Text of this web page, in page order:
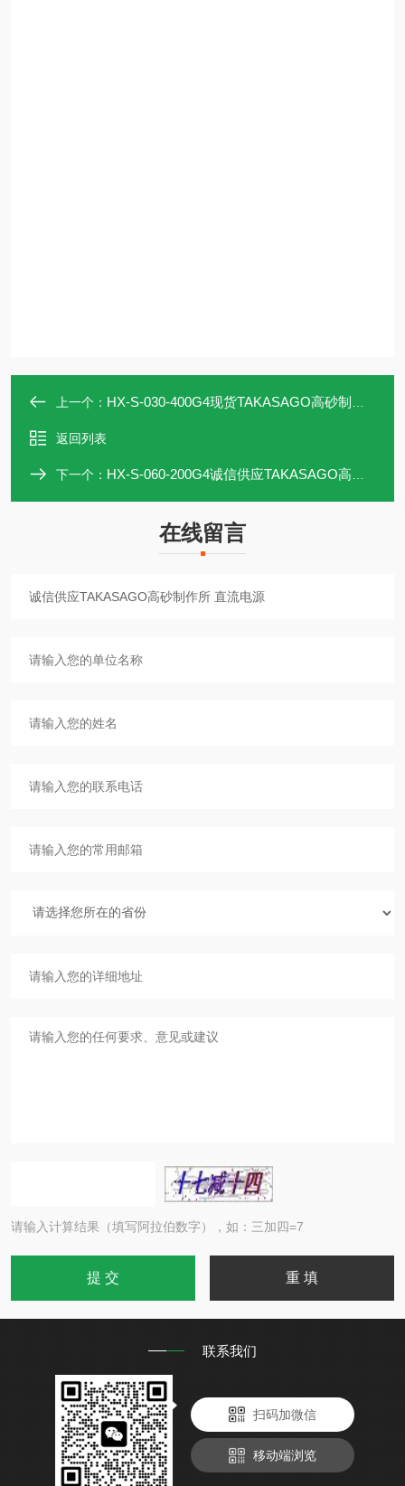
上一个： HX-S-030-400G4现货TAKASAGO高砂制作所 直流电源
返回列表
下一个： HX-S-060-200G4诚信供应TAKASAGO高砂制作所 直流电源
在线留言
请输入计算结果（填写阿拉伯数字），如：三加四=7
联系我们
扫码加微信
移动端浏览